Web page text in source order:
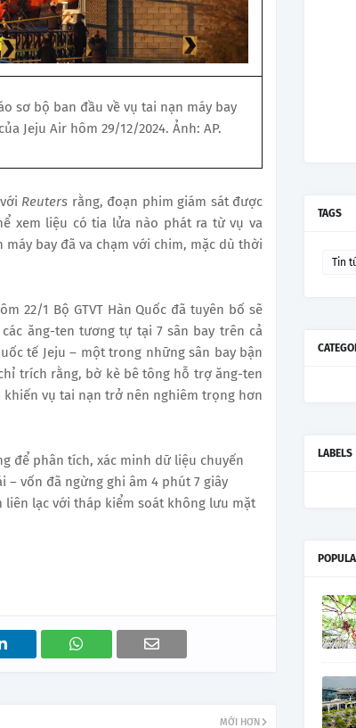
sơ bộ ban đầu về vụ tai nạn máy bay
Jeju Air hôm 29/12/2024. Ảnh: AP.
Reuters rằng, đoạn phim giám sát được
xem liệu có tia lửa nào phát ra từ vụ va
bay đã va chạm với chim, mặc dù thời
22/1 Bộ GTVT Hàn Quốc đã tuyên bố sẽ
ăng-ten tương tự tại 7 sân bay trên cả
tế Jeju – một trong những sân bay bận
trích rằng, bờ kè bê tông hỗ trợ ăng-ten
vụ tai nạn trở nên nghiêm trọng hơn
để phân tích, xác minh dữ liệu chuyến
vốn đã ngừng ghi âm 4 phút 7 giây
lạc với tháp kiểm soát không lưu mặt
MỚI HƠN
TAGS
Tin
LABELS